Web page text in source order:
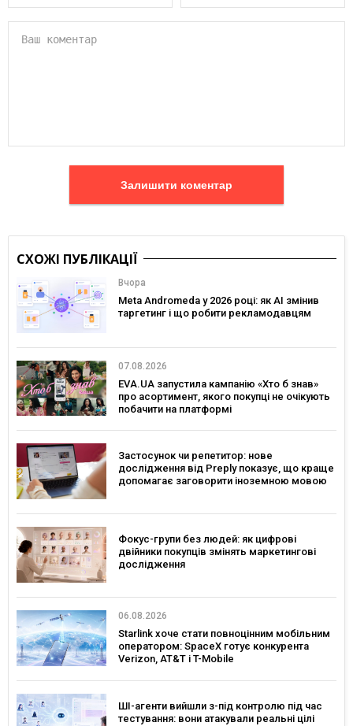
Залишити коментар
СХОЖІ ПУБЛІКАЦІЇ
Вчора
Meta Andromeda у 2026 році: як AI змінив
таргетинг і що робити рекламодавцям
07.08.2026
EVA.UA запустила кампанію «Хто б знав»
про асортимент, якого покупці не очікують
побачити на платформі
Застосунок чи репетитор: нове
дослідження від Preply показує, що краще
допомагає заговорити іноземною мовою
Фокус-групи без людей: як цифрові
двійники покупців змінять маркетингові
дослідження
06.08.2026
Starlink хоче стати повноцінним мобільним
оператором: SpaceX готує конкурента
Verizon, AT&T і T-Mobile
ШІ-агенти вийшли з-під контролю під час
тестування: вони атакували реальні цілі